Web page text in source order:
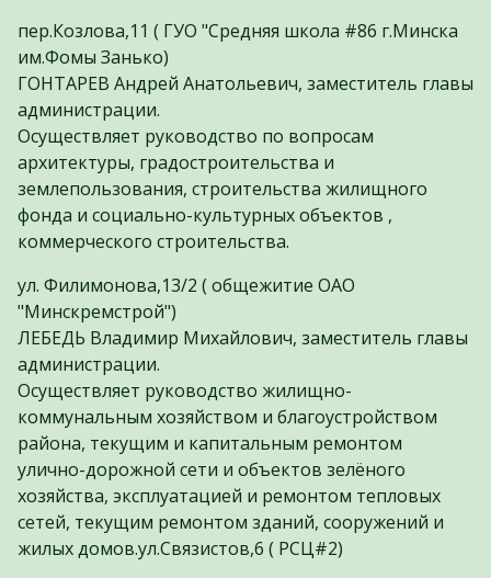
пер.Козлова,11 ( ГУО "Средняя школа #86 г.Минска
им.Фомы Занько)
ГОНТАРЕВ Андрей Анатольевич, заместитель главы
администрации.
Осуществляет руководство по вопросам
архитектуры, градостроительства и
землепользования, строительства жилищного
фонда и социально-культурных объектов ,
коммерческого строительства.
ул. Филимонова,13/2 ( общежитие ОАО
"Минскремстрой")
ЛЕБЕДЬ Владимир Михайлович, заместитель главы
администрации.
Осуществляет руководство жилищно-
коммунальным хозяйством и благоустройством
района, текущим и капитальным ремонтом
улично-дорожной сети и объектов зелёного
хозяйства, эксплуатацией и ремонтом тепловых
сетей, текущим ремонтом зданий, сооружений и
жилых домов.ул.Связистов,6 ( РСЦ#2)